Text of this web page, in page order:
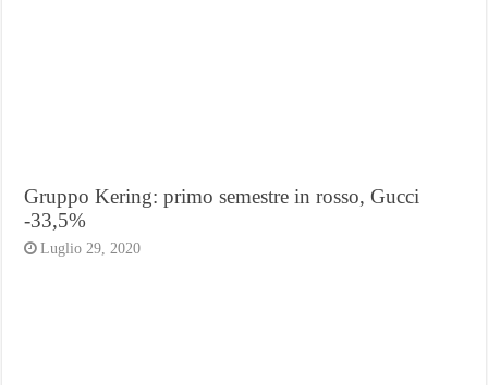
Gruppo Kering: primo semestre in rosso, Gucci
-33,5%
Luglio 29, 2020